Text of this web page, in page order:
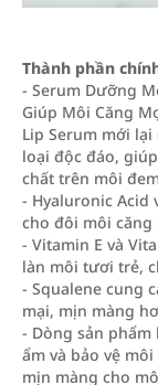
Thành phần
- Serum Dưỡng
Giúp Môi Căng
Lip Serum mới
loại độc đáo,
chất trên môi
- Hyaluronic Acid
cho đôi môi căng
- Vitamin E và
làn môi tươi trẻ,
- Squalene cung
mại, mịn màng
- Dòng sản
ẩm và bảo vệ
mịn màng cho